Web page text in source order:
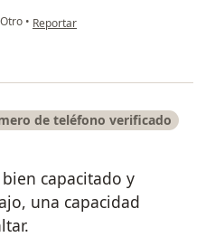
Otro • en opinión del usuario Alan Oblitas
Reportar
de teléfono verificado
capacitado y
una capacidad